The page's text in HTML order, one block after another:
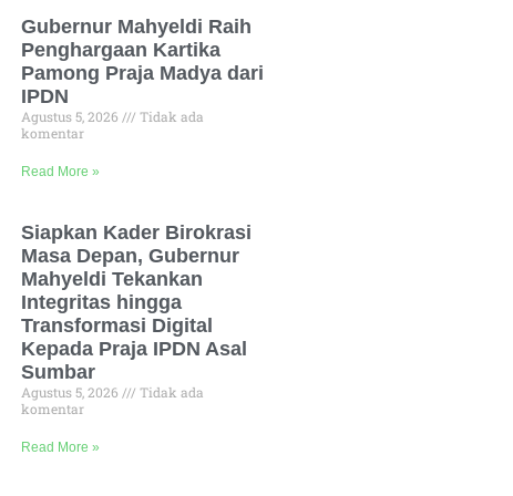
Gubernur Mahyeldi Raih
Penghargaan Kartika
Pamong Praja Madya dari
IPDN
Agustus 5, 2026
Tidak ada
komentar
Read More »
Siapkan Kader Birokrasi
Masa Depan, Gubernur
Mahyeldi Tekankan
Integritas hingga
Transformasi Digital
Kepada Praja IPDN Asal
Sumbar
Agustus 5, 2026
Tidak ada
komentar
Read More »